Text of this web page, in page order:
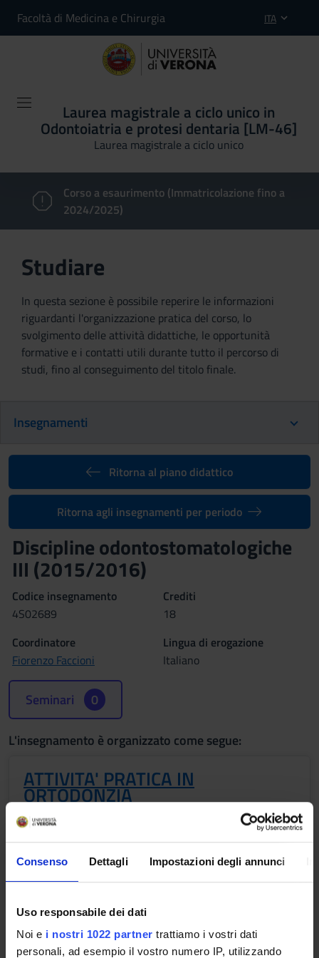
Consenso Dettagli Impostazioni degli annunci
Uso responsabile dei dati
Noi e i nostri 1022 partner trattiamo i vostri dati
personali, ad esempio il vostro numero IP, utilizzando
Facoltà di Medicina e Chirurgia ITA
Laurea magistrale a ciclo unico in
Odontoiatria e protesi dentaria [LM-46]
Laurea magistrale a ciclo unico
Corso a esaurimento (Immatricolazione fino a
2024/2025)
Studiare
In questa sezione è possibile reperire le informazioni
riguardanti l'organizzazione pratica del corso, lo
svolgimento delle attività didattiche, le opportunità
formative e i contatti utili durante tutto il percorso di
studi, fino al conseguimento del titolo finale.
Insegnamenti
Ritorna al piano didattico
Ritorna agli insegnamenti per periodo
Discipline odontostomatologiche
III (2015/2016)
Codice insegnamento
4S02689
Crediti
18
Coordinatore
Fiorenzo Faccioni
Lingua di erogazione
Italiano
Seminari 0
L'insegnamento è organizzato come segue:
ATTIVITA' PRATICA IN
ORTODONZIA
Crediti
6
Lezioni 1°-2° semestre
Docenti
Fiorenzo Faccioni
ATTIVITA' PRATICA IN